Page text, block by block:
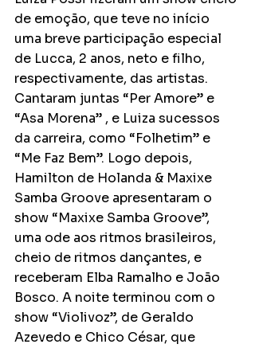
de emoção, que teve no início
uma breve participação especial
de Lucca, 2 anos, neto e filho,
respectivamente, das artistas.
Cantaram juntas “Per Amore” e
“Asa Morena” , e Luiza sucessos
da carreira, como “Folhetim” e
“Me Faz Bem”. Logo depois,
Hamilton de Holanda & Maxixe
Samba Groove apresentaram o
show “Maxixe Samba Groove”,
uma ode aos ritmos brasileiros,
cheio de ritmos dançantes, e
receberam Elba Ramalho e João
Bosco. A noite terminou com o
show “Violivoz”, de Geraldo
Azevedo e Chico César, que